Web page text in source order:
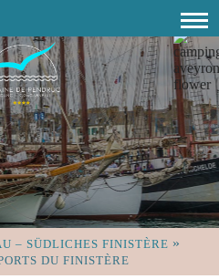
– SÜDLICHES FINISTÈRE »
DU FINISTÈRE